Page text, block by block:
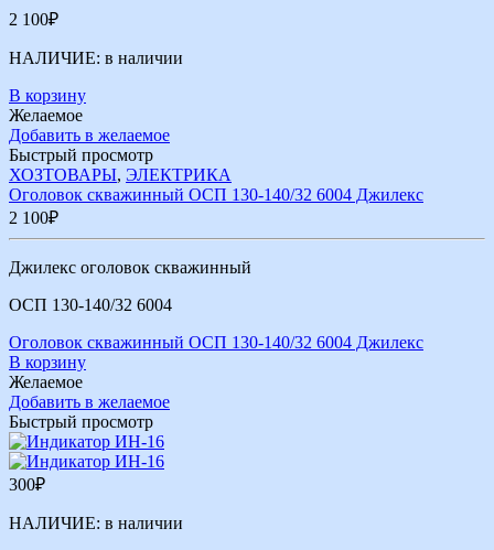
2 100₽
НАЛИЧИЕ: в наличии
В корзину
Желаемое
Добавить в желаемое
Быстрый просмотр
ХОЗТОВАРЫ, ЭЛЕКТРИКА
Оголовок скважинный ОСП 130-140/32 6004 Джилекс
2 100₽
Джилекс оголовок скважинный
ОСП 130-140/32 6004
Оголовок скважинный ОСП 130-140/32 6004 Джилекс
В корзину
Желаемое
Добавить в желаемое
Быстрый просмотр
300₽
НАЛИЧИЕ: в наличии